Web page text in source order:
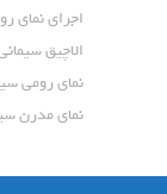
اجرای نمای
الاچیق
نمای رومی
نمای مدرن